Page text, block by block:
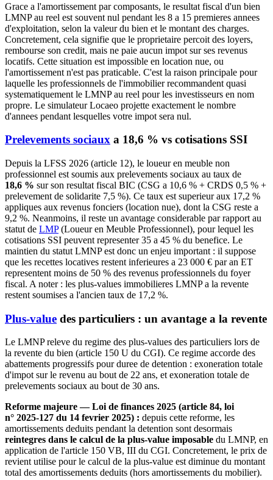
Grace a l'amortissement par composants, le resultat fiscal d'un bien
LMNP au reel est souvent nul pendant les 8 a 15 premieres annees
d'exploitation, selon la valeur du bien et le montant des charges.
Concretement, cela signifie que le proprietaire percoit des loyers,
rembourse son credit, mais ne paie aucun impot sur ses revenus
locatifs. Cette situation est impossible en location nue, ou
l'amortissement n'est pas praticable. C'est la raison principale pour
laquelle les professionnels de l'immobilier recommandent quasi
systematiquement le LMNP au reel pour les investisseurs en nom
propre. Le simulateur Locaeo projette exactement le nombre
d'annees pendant lesquelles votre impot sera nul.
Prelevements sociaux a 18,6 % vs cotisations SSI
Depuis la LFSS 2026 (article 12), le loueur en meuble non
professionnel est soumis aux prelevements sociaux au taux de
18,6 % sur son resultat fiscal BIC (CSG a 10,6 % + CRDS 0,5 % +
prelevement de solidarite 7,5 %). Ce taux est superieur aux 17,2 %
appliques aux revenus fonciers (location nue), dont la CSG reste a
9,2 %. Neanmoins, il reste un avantage considerable par rapport au
statut de LMP(Loueur en Meuble Professionnel), pour lequel les
cotisations SSI peuvent representer 35 a 45 % du benefice. Le
maintien du statut LMNP est donc un enjeu important : il suppose
que les recettes locatives restent inferieures a 23 000 € par an ET
representent moins de 50 % des revenus professionnels du foyer
fiscal. A noter : les plus-values immobilieres LMNP a la revente
restent soumises a l'ancien taux de 17,2 %.
Plus-value des particuliers : un avantage a la revente
Le LMNP releve du regime des plus-values des particuliers lors de
la revente du bien (article 150 U du CGI). Ce regime accorde des
abattements progressifs pour duree de detention : exoneration totale
d'impot sur le revenu au bout de 22 ans, et exoneration totale de
prelevements sociaux au bout de 30 ans.
Reforme majeure — Loi de finances 2025 (article 84, loi
n° 2025-127 du 14 fevrier 2025) : depuis cette reforme, les
amortissements deduits pendant la detention sont desormais
reintegres dans le calcul de la plus-value imposable du LMNP, en
application de l'article 150 VB, III du CGI. Concretement, le prix de
revient utilise pour le calcul de la plus-value est diminue du montant
total des amortissements deduits (hors amortissements du mobilier).